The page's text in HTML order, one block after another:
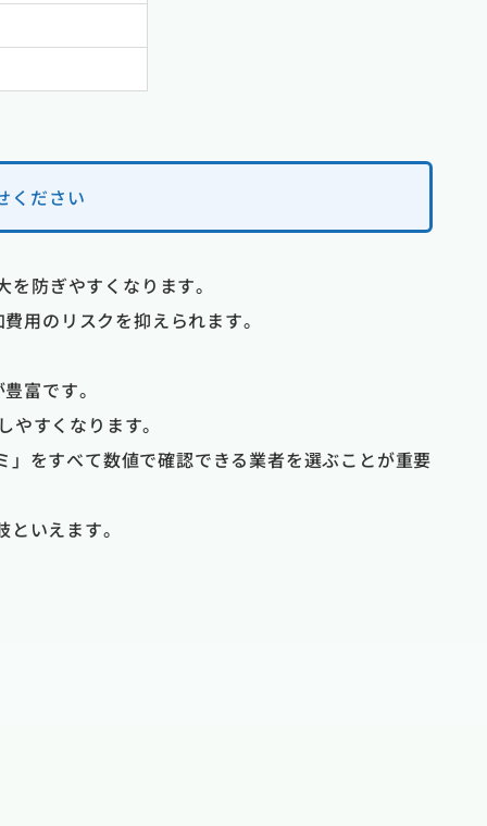
ください
防ぎやすくなります。
用のリスクを抑えられます。
富です。
すくなります。
をすべて数値で確認できる業者を選ぶことが重要
いえます。